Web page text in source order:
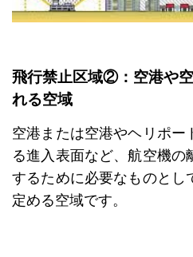
飛行禁止区域②：空港や
れる空域
空港または空港やヘリポー
る進入表面など、航空機の
するために必要なものとし
定める空域です。